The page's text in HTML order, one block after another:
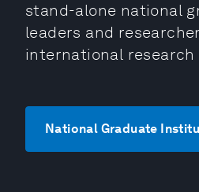
stand-alone national
leaders and
international research
National Graduate